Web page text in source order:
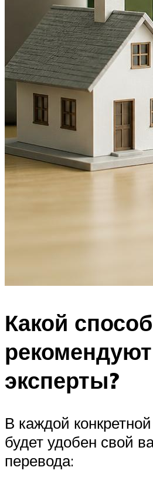
Какой способ
рекомендуют
эксперты?
В каждой
будет удобен свой
перевода: